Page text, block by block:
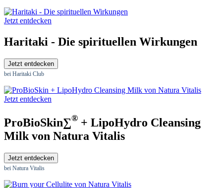
Jetzt entdecken
Haritaki - Die spirituellen Wirkungen
Jetzt entdecken
bei Haritaki Club
Jetzt entdecken
ProBioSkin∑® + LipoHydro Cleansing
Milk von Natura Vitalis
Jetzt entdecken
bei Natura Vitalis